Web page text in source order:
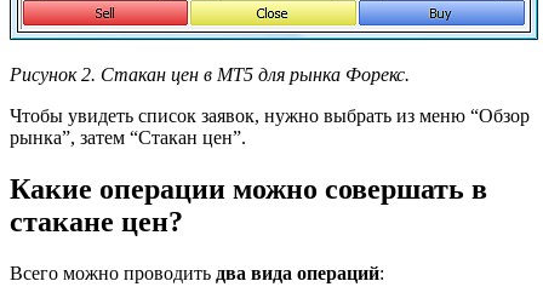
Рисунок 2. Стакан цен в МТ5 для рынка Форекс.
Чтобы увидеть список заявок, нужно выбрать из меню “Обзор
рынка”, затем “Стакан цен”.
Какие операции можно совершать в
стакане цен?
Всего можно проводить два вида операций: